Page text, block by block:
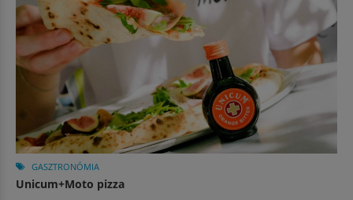
GASZTRONÓMIA
Unicum+Moto pizza